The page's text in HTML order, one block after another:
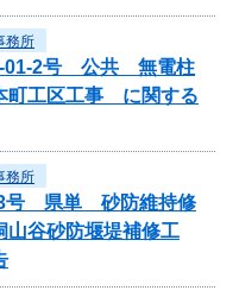
務所
01-2号 公共 無電柱
町工区工事 に関する
務所
-3号 県単 砂防維持修
山谷砂防堰堤補修工